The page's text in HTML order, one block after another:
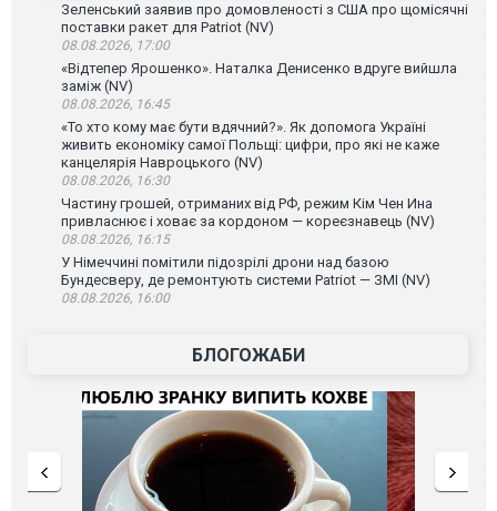
Зеленський заявив про домовленості з США про щомісячні
поставки ракет для Patriot (NV)
08.08.2026, 17:00
«Відтепер Ярошенко». Наталка Денисенко вдруге вийшла
заміж (NV)
08.08.2026, 16:45
«То хто кому має бути вдячний?». Як допомога Україні
живить економіку самої Польщі: цифри, про які не каже
канцелярія Навроцького (NV)
08.08.2026, 16:30
Частину грошей, отриманих від РФ, режим Кім Чен Ина
привласнює і ховає за кордоном — кореєзнавець (NV)
08.08.2026, 16:15
У Німеччині помітили підозрілі дрони над базою
Бундесверу, де ремонтують системи Patriot — ЗМІ (NV)
08.08.2026, 16:00
БЛОГОЖАБИ